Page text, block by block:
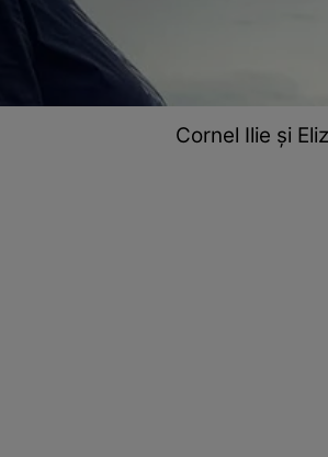
Cornel Ilie și